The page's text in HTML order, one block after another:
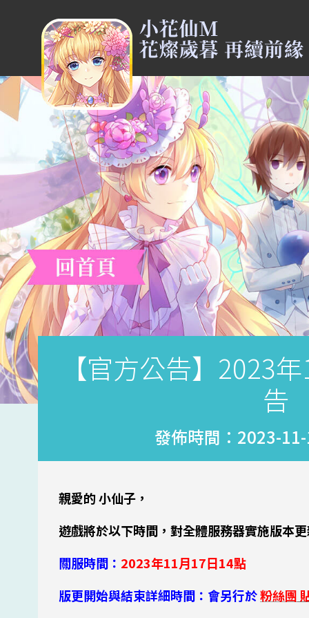
【官方公告】2023
告
發佈時間：2023-
親愛的 小仙子，
遊戲將於以下時間，對全體服務器實施版本
關服時間： 2023年11月17日14點
版更開始與結束詳細時間：會另行於粉絲團